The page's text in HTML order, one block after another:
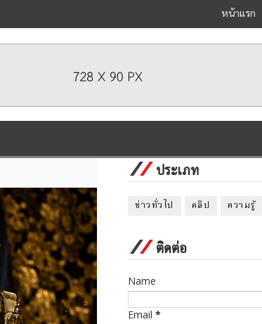
หน้าแรก
ประเภท
ข่าวทั่วไป คลิป ความรู้
ติดต่อ
Name
Email *